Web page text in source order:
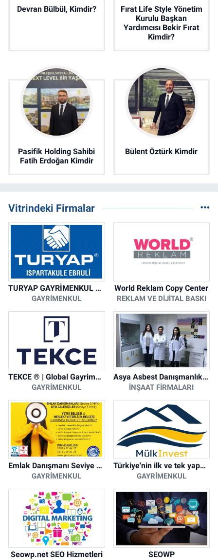
Devran Bülbül, Kimdir?
Fırat Life Style Yönetim
Kurulu Başkan
Yardımcısı Bekir Fırat
Kimdir?
Pasifik Holding Sahibi
Fatih Erdoğan Kimdir
Bülent Öztürk Kimdir
Vitrindeki Firmalar
TURYAP GAYRİMENKUL DANIŞMANLIK HİZMETLERİ
GAYRIMENKUL
World Reklam Copy Center
REKLAM VE DIJITAL BASKI
TEKCE ® | Global Gayrimenkul Şirketi
GAYRIMENKUL
Asya Asbest Danışmanlık - Asbest Söküm ve Asbest Raporu
İNŞAAT FIRMALARI
Emlak Danışmanı Seviye 5 Mesleki Yeterlilik Belgesi
GAYRIMENKUL
Türkiye'nin ilk ve tek yapay zeka destekli arsa ilan platformu
GAYRIMENKUL
Seowp.net SEO Hizmetleri SEOWP